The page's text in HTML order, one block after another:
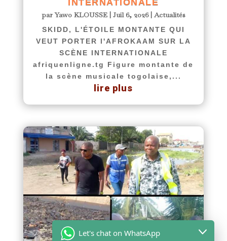
parYawo KLOUSSE| Juil 6, 2026|Actualités
SKIDD, L'ÉTOILE MONTANTE QUI
VEUT PORTER l'AFROKAAM SUR LA
SCÈNE INTERNATIONALE
afriquenligne.tg Figure montante de
la scène musicale togolaise,...
lire plus
Let's chat on WhatsApp